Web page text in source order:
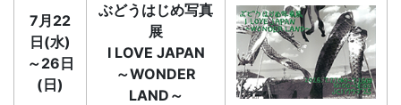
7月22
日(水)
～26日
(日)
ぶどうはじめ写真
展
I LOVE JAPAN
～WONDER
LAND～